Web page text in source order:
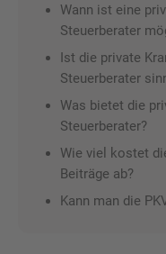
Wann ist eine
Steuerberater
Ist die private
Steuerberater
Was bietet die
Steuerberater?
Wie viel kostet
Beiträge ab?
Kann man die